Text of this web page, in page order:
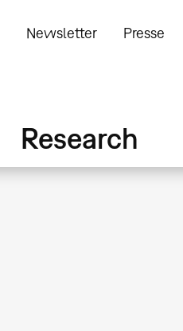
Newsletter Presse
Research